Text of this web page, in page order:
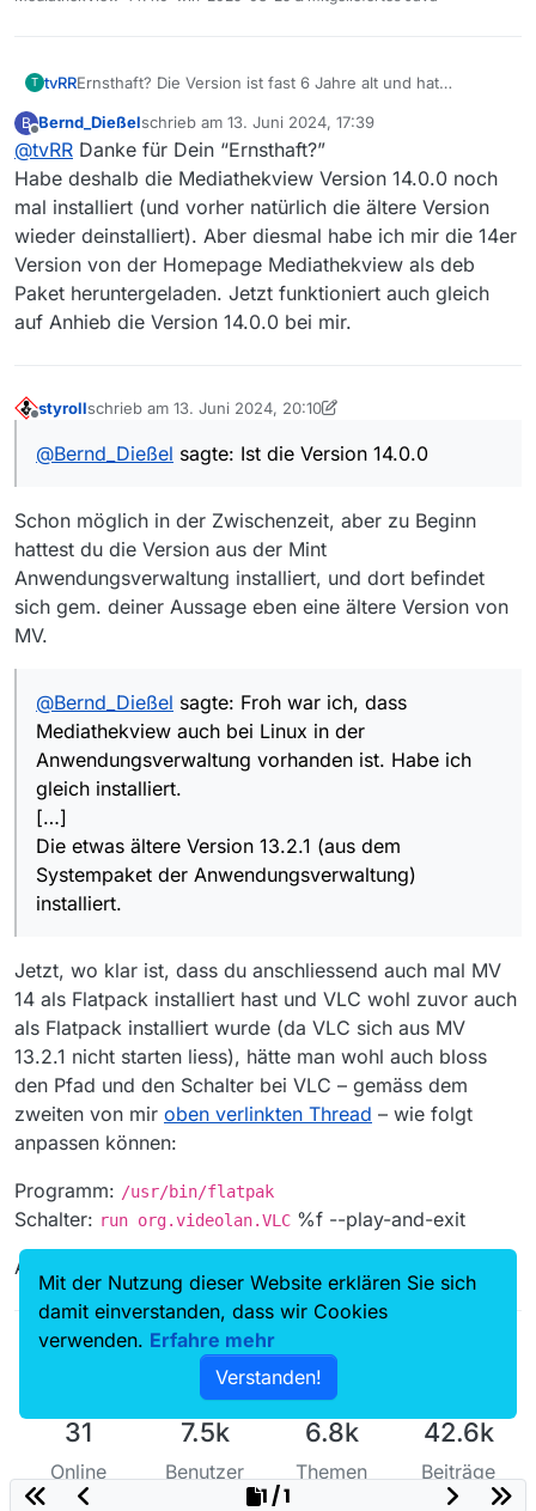
T tvRRErnsthaft? Die Version ist fast 6 Jahre alt und hat
14er nicht gibt…
B
Offline
Bernd_Dießelschrieb am 13. Juni 2024, 17:39
zuletzt editiert von
@tvRR Danke für Dein “Ernsthaft?”
Habe deshalb die Mediathekview Version 14.0.0 noch
mal installiert (und vorher natürlich die ältere Version
wieder deinstalliert). Aber diesmal habe ich mir die 14er
Version von der Homepage Mediathekview als deb
Paket heruntergeladen. Jetzt funktioniert auch gleich
auf Anhieb die Version 14.0.0 bei mir.
styrollschrieb am 13. Juni 2024, 20:10
zuletzt editiert von styroll
@Bernd_Dießel sagte: Ist die Version 14.0.0
Schon möglich in der Zwischenzeit, aber zu Beginn
hattest du die Version aus der Mint
Anwendungsverwaltung installiert, und dort befindet
sich gem. deiner Aussage eben eine ältere Version von
MV.
@Bernd_Dießel sagte: Froh war ich, dass
Mediathekview auch bei Linux in der
Anwendungsverwaltung vorhanden ist. Habe ich
gleich installiert.
[…]
Die etwas ältere Version 13.2.1 (aus dem
Systempaket der Anwendungsverwaltung)
installiert.
Jetzt, wo klar ist, dass du anschliessend auch mal MV
14 als Flatpack installiert hast und VLC wohl zuvor auch
als Flatpack installiert wurde (da VLC sich aus MV
13.2.1 nicht starten liess), hätte man wohl auch bloss
den Pfad und den Schalter bei VLC – gemäss dem
zweiten von mir oben verlinkten Thread – wie folgt
anpassen können:
Programm: /usr/bin/flatpak
Schalter: run org.videolan.VLC %f --play-and-exit
Aber schön, dass MV bei dir jetzt läuft.
31
Online
7.5k
Benutzer
6.8k
Themen
42.6k
Beiträge
1 / 1
Mit der Nutzung dieser Website erklären Sie sich
damit einverstanden, dass wir Cookies
verwenden. Erfahre mehr
Verstanden!